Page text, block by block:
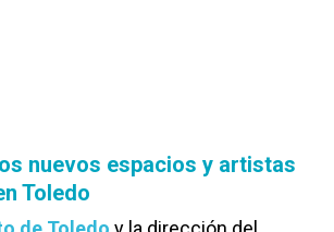
nuevos espacios y artistas
Toledo